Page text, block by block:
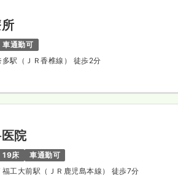
車通勤可
多駅（ＪＲ香椎線） 徒歩2分
院
19床
車通勤可
福工大前駅（ＪＲ鹿児島本線） 徒歩7分